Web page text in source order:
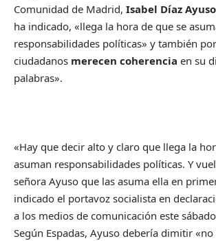
Comunidad de Madrid, Isabel Díaz Ayuso
ha indicado, «llega la hora de que se
responsabilidades políticas» y también
ciudadanos merecen coherencia en su
palabras».
«Hay que decir alto y claro que llega la
asuman responsabilidades políticas. Y
señora Ayuso que las asuma ella en
indicado el portavoz socialista en
a los medios de comunicación este
Según Espadas, Ayuso debería dimitir